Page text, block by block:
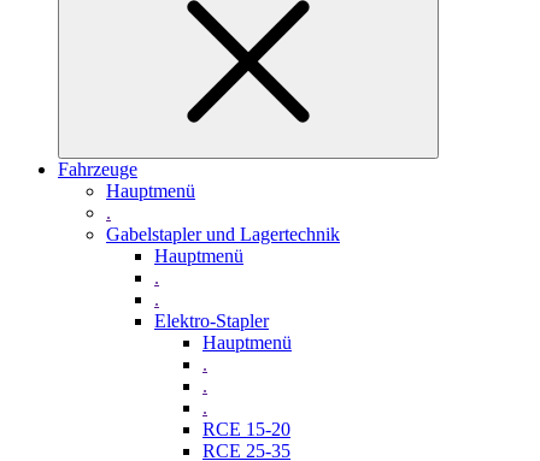
Fahrzeuge
Hauptmenü
.
Gabelstapler und Lagertechnik
Hauptmenü
.
.
Elektro-Stapler
Hauptmenü
.
.
.
RCE 15-20
RCE 25-35